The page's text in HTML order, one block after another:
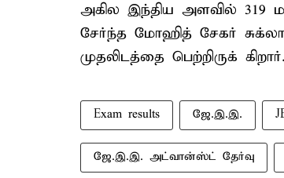
அகில இந்திய அளவில் 319
சேர்ந்த மோஹித் சேகர்
முதலிடத்தை பெற்றிருக் கிறார்.
Exam results ஜே.இ.இ.
ஜே.இ.இ. அட்வான்ஸ்ட் தேர்வு